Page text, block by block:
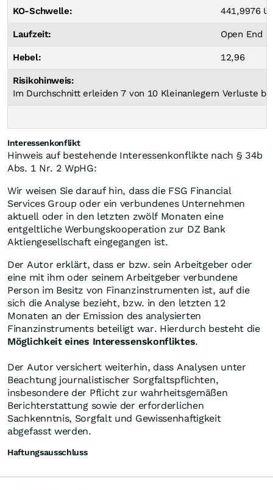
KO-Schwelle: 441,9976
Laufzeit: Open End
Hebel: 12,96
Risikohinweis:
Im Durchschnitt erleiden 7 von 10 Kleinanlegern Verluste
Interessenkonflikt
Hinweis auf bestehende Interessenkonflikte nach § 34b
Abs. 1 Nr. 2 WpHG:
Wir weisen Sie darauf hin, dass die FSG Financial
Services Group oder ein verbundenes Unternehmen
aktuell oder in den letzten zwölf Monaten eine
entgeltliche Werbungskooperation zur DZ Bank
Aktiengesellschaft eingegangen ist.
Der Autor erklärt, dass er bzw. sein Arbeitgeber oder
eine mit ihm oder seinem Arbeitgeber verbundene
Person im Besitz von Finanzinstrumenten ist, auf die
sich die Analyse bezieht, bzw. in den letzten 12
Monaten an der Emission des analysierten
Finanzinstruments beteiligt war. Hierdurch besteht die
Möglichkeit eines Interessenskonfliktes.
Der Autor versichert weiterhin, dass Analysen unter
Beachtung journalistischer Sorgfaltspflichten,
insbesondere der Pflicht zur wahrheitsgemäßen
Berichterstattung sowie der erforderlichen
Sachkenntnis, Sorgfalt und Gewissenhaftigkeit
abgefasst werden.
Haftungsausschluss